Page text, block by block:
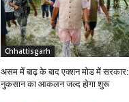
Chhattisgarh
असम में बाढ़ के बाद एक्शन मोड में सरकार:
नुकसान का आकलन जल्द होगा शुरू